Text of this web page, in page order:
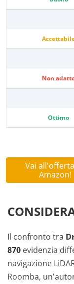
Non
Ottimo
Vai
Amazon!
Il confronto tra
870 evidenzia
navigazione
Roomba,